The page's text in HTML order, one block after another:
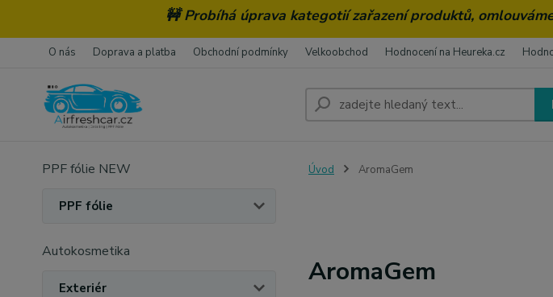
🚧 Probíhá úprava kategotií zařazení produktů,
O nás Doprava a platba Obchodní podmínky Velkoobchod Hodnocení na Heureka.cz
PPF fólie NEW
PPF fólie
Autokosmetika
Exteriér
Úvod AromaGem
AromaGem